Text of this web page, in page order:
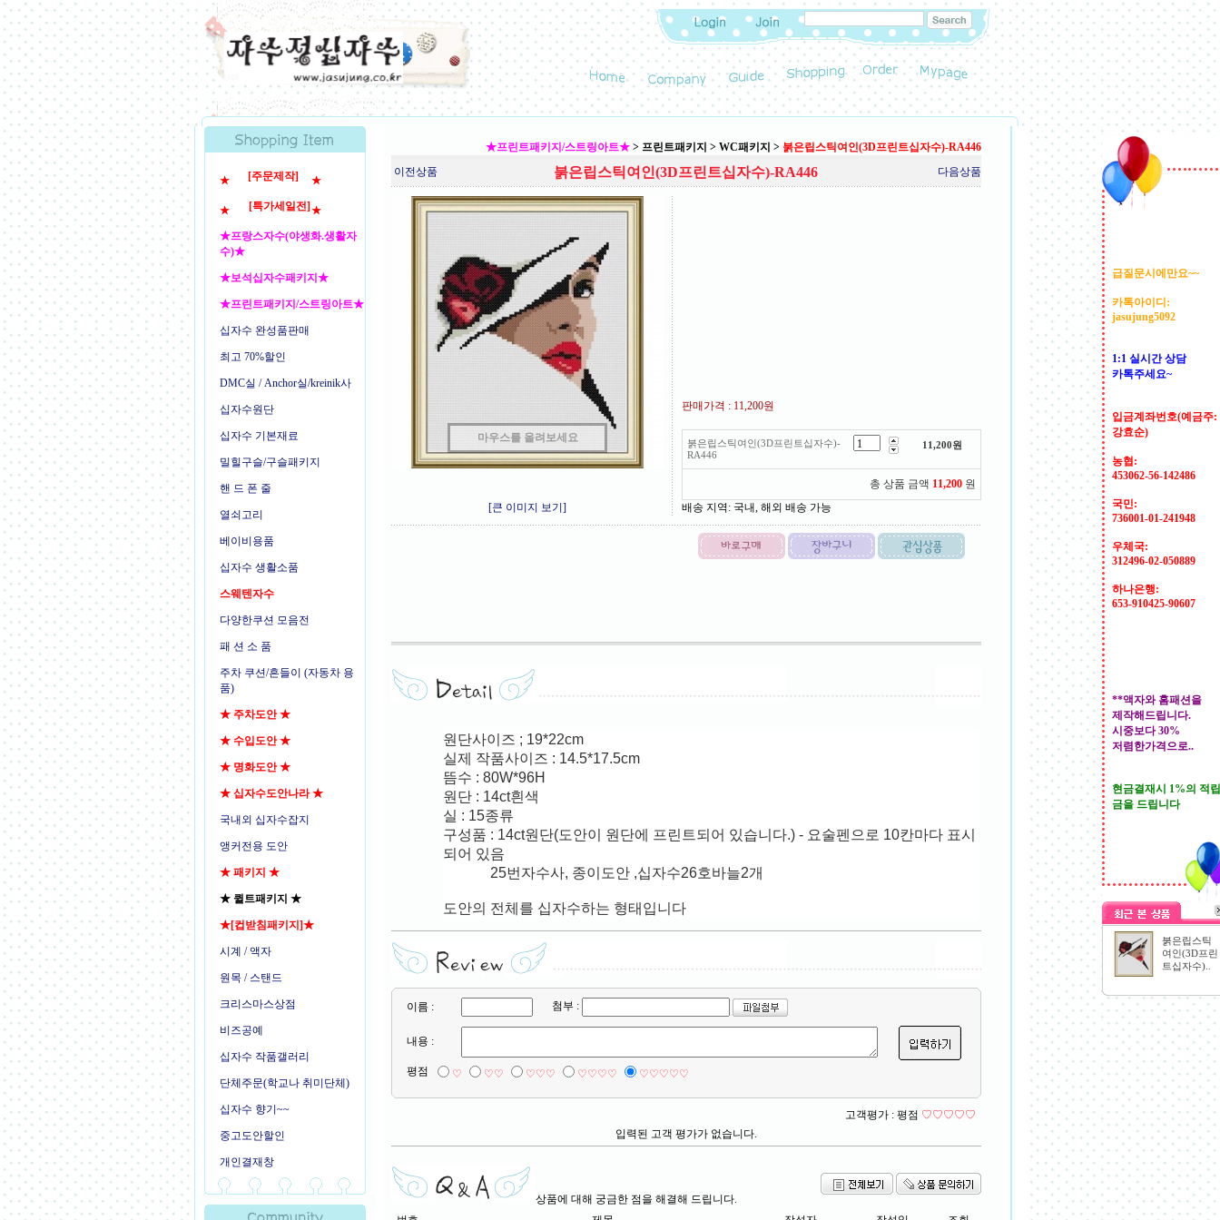
★ [주문제작] ★
★ [특가세일전] ★
★프랑스자수(야생화.생활자
수)★
★보석십자수패키지★
★프린트패키지/스트링아트★
십자수 완성품판매
최고 70%할인
DMC실 / Anchor실/kreinik사
십자수원단
십자수 기본재료
밀힐구슬/구슬패키지
핸 드 폰 줄
열쇠고리
베이비용품
십자수 생활소품
스웨텐자수
다양한쿠션 모음전
패 션 소 품
주차 쿠션/흔들이 (자동차 용
품)
★ 주차도안 ★
★ 수입도안 ★
★ 명화도안 ★
★ 십자수도안나라 ★
국내외 십자수잡지
앵커전용 도안
★ 패키지 ★
★ 퀼트패키지 ★
★[컵받침패키지]★
시계 / 액자
원목 / 스탠드
크리스마스상점
비즈공예
십자수 작품갤러리
단체주문(학교나 취미단체)
십자수 향기~~
중고도안할인
개인결재창
★프린트패키지/스트링아트★ > 프린트패키지 > WC패키지 > 붉은립스틱여인(3D프린트십자수)-RA446
이전상품
붉은립스틱여인(3D프린트십자수)-RA446 다음상품
마우스를 올려보세요
[큰 이미지 보기]
판매가격 : 11,200원
붉은립스틱여인(3D프린트십자수)-
RA446
11,200원
총 상품 금액 11,200 원
배송 지역 : 국내, 해외 배송 가능
원단사이즈 ; 19*22cm
실제 작품사이즈 : 14.5*17.5cm
뜸수 : 80W*96H
원단 : 14ct흰색
실 : 15종류
구성품 : 14ct원단(도안이 원단에 프린트되어 있습니다.) - 요술펜으로 10칸마다 표시
되어 있음
25번자수사, 종이도안 ,십자수26호바늘2개
도안의 전체를 십자수하는 형태입니다
이름 : 첨부 :
내용 :
평점 ♡ ♡♡ ♡♡♡ ♡♡♡♡ ♡♡♡♡♡
고객평가 : 평점 ♡♡♡♡♡
입력된 고객 평가가 없습니다.
상품에 대해 궁금한 점을 해결해 드립니다.
급질문시에만요~~
카톡아이디:
jasujung5092
1:1 실시간 상담
카톡주세요~
입금계좌번호(예금주:
강효순)
농협:
453062-56-142486
국민:
736001-01-241948
우체국:
312496-02-050889
하나은행:
653-910425-90607
**액자와 홈패션을
제작해드립니다.
시중보다 30%
저렴한가격으로..
현금결재시 1%의 적립
금을 드립니다
붉은립스틱
여인(3D프린
트십자수)..